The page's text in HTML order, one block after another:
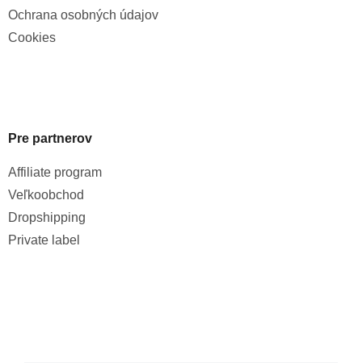
Ochrana osobných údajov
Cookies
Pre partnerov
Affiliate program
Veľkoobchod
Dropshipping
Private label